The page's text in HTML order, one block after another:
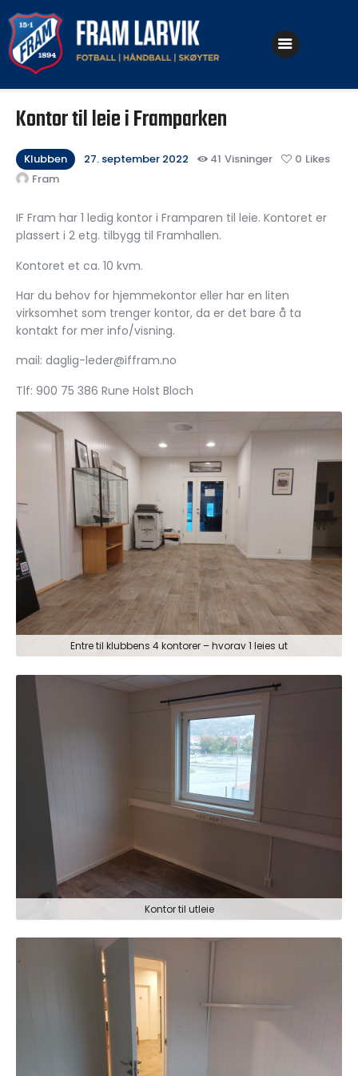
Fotball
Håndball
Kontor til leie i Framparken
Klubben 27. september 2022 41 Visninger 0 Likes
Fram
IF Fram har 1 ledig kontor i Framparen til leie. Kontoret er
plassert i 2 etg. tilbygg til Framhallen.
Kontoret et ca. 10 kvm.
Har du behov for hjemmekontor eller har en liten
virksomhet som trenger kontor, da er det bare å ta
kontakt for mer info/visning.
mail: daglig-leder@iffram.no
Tlf: 900 75 386 Rune Holst Bloch
Entre til klubbens 4 kontorer – hvorav 1 leies ut
Kontor til utleie